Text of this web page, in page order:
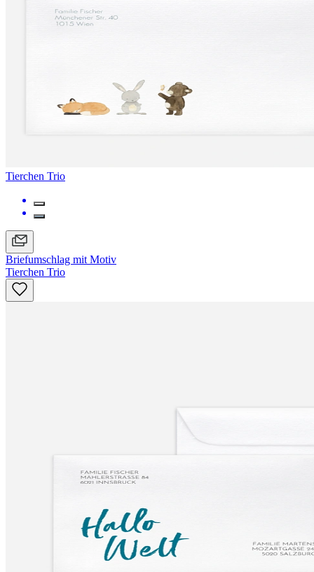
Tierchen Trio
Briefumschlag mit Motiv
Tierchen Trio